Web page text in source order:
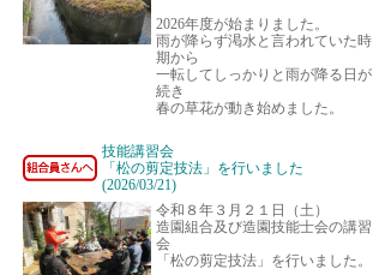
2026年度が始まりました。
雨が降らず渇水と言われていた時
期から
一転してしっかりと雨が降る日が
続き
春の草花が動き始めました。
技能講習会
「松の剪定技法」を行いました
(2026/03/21)
令和８年３月２１日（土）
造園組合及び造園技能士会の講習
会
「松の剪定技法」を行いました。